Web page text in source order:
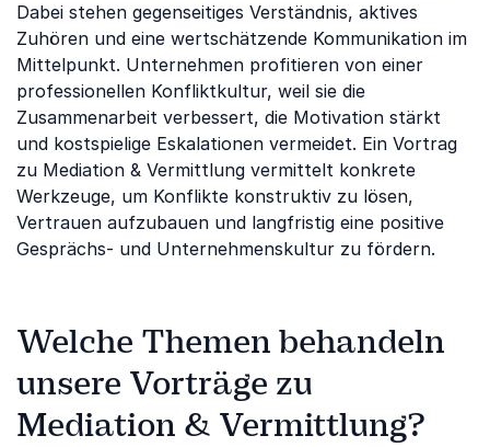
Dabei stehen gegenseitiges Verständnis, aktives
Zuhören und eine wertschätzende Kommunikation im
Mittelpunkt. Unternehmen profitieren von einer
professionellen Konfliktkultur, weil sie die
Zusammenarbeit verbessert, die Motivation stärkt
und kostspielige Eskalationen vermeidet. Ein Vortrag
zu Mediation & Vermittlung vermittelt konkrete
Werkzeuge, um Konflikte konstruktiv zu lösen,
Vertrauen aufzubauen und langfristig eine positive
Gesprächs- und Unternehmenskultur zu fördern.
Welche Themen behandeln
unsere Vorträge zu
Mediation & Vermittlung?